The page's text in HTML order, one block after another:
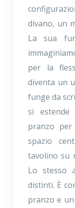
divano, un
La sua
per la
diventa un
funge da
si
pranzo
spazio
tavolino su
Lo stesso
distinti. È
pranzo e